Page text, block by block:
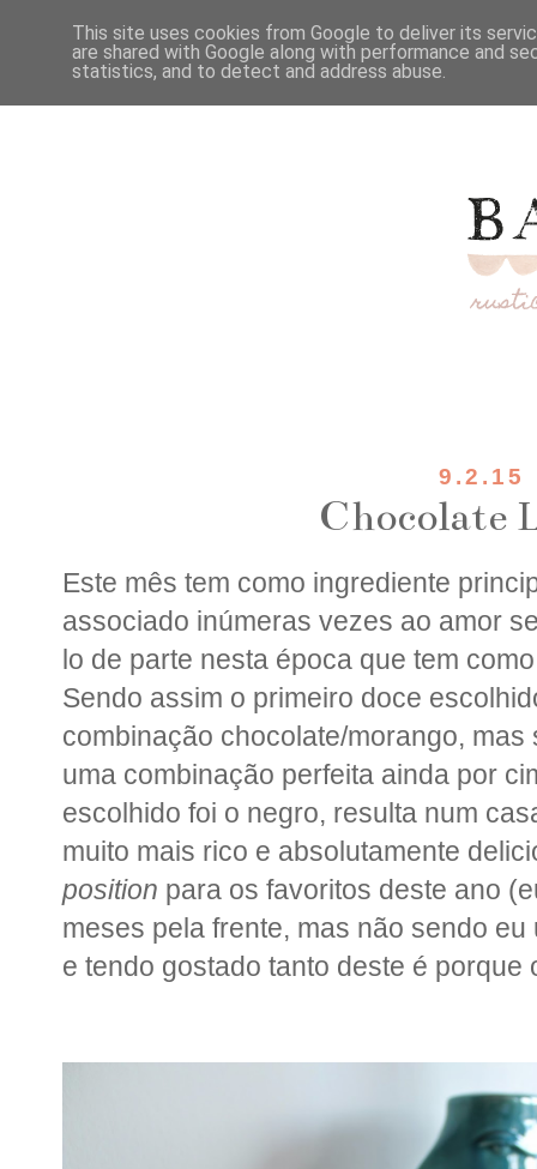
9.2.15
Chocolate
Este mês tem como ingrediente
associado inúmeras vezes ao amor
lo de parte nesta época que tem
Sendo assim o primeiro doce
combinação chocolate/morango, mas
uma combinação perfeita ainda por
escolhido foi o negro, resulta num
muito mais rico e absolutamente
position para os favoritos deste ano
meses pela frente, mas não sendo
e tendo gostado tanto deste é porque
This site uses cookies from Google to deliver its
are shared with Google along with performance and
statistics, and to detect and address abuse.